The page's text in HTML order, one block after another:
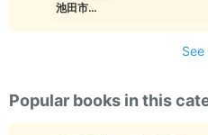
懐っこいウォンバッ
るととてもしあわせ
て頂ける時間がある
池田市五月山動物園フォトブック 世界一♡のある動物園
Popular books in this